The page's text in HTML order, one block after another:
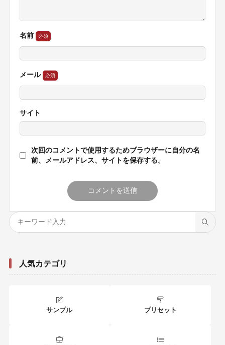
名前
メール
サイト
次回のコメントで使用するためブラウザーに自分の名
前、メールアドレス、サイトを保存する。
人気カテゴリ
サンプル プリセット